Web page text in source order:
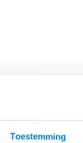
Toestemming
installaties
en of